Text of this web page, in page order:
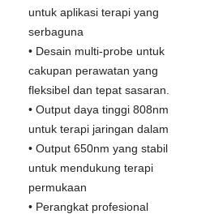
untuk aplikasi terapi yang
serbaguna
• Desain multi-probe untuk
cakupan perawatan yang
fleksibel dan tepat sasaran.
• Output daya tinggi 808nm
untuk terapi jaringan dalam
• Output 650nm yang stabil
untuk mendukung terapi
permukaan
• Perangkat profesional